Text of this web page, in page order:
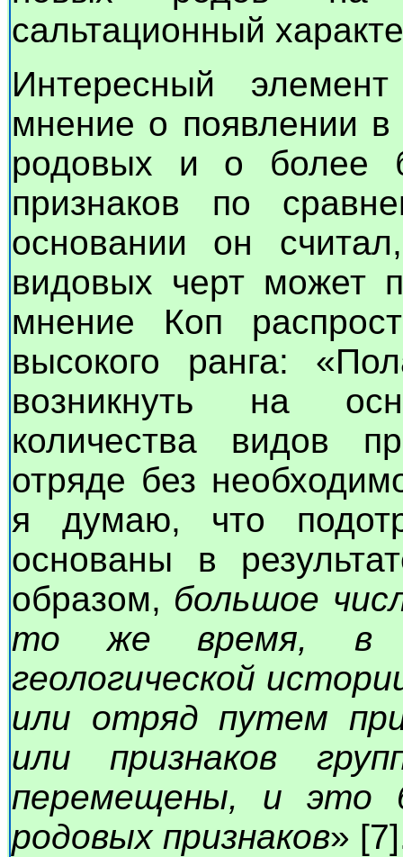
сальтационный
Интересный
мнение о появлении в
родовых и о более
признаков по
основании он
видовых черт может
мнение Коп
высокого ранга:
возникнуть на
количества видов
отряде без
я думаю, что
основаны в
образом, большое
то же время, в
геологической
или отряд путем
или признаков
перемещены, и это
родовых признаков»